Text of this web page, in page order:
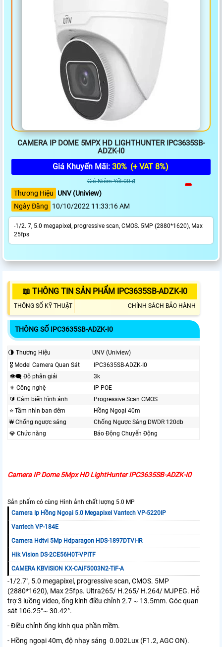
CAMERA IP DOME 5MPX HD LIGHTHUNTER IPC3635SB-
ADZK-I0
Giá Khuyến Mãi: 30% (+ VAT 8%)
Giá Niêm Yết:00 ₫
Thương Hiệu
UNV (Uniview)
Ngày Đăng
10/10/2022 11:33:16 AM
-1/2. 7, 5.0 megapixel, progressive scan, CMOS. 5MP (2880*1620), Max
25fps
📖 THÔNG TIN SẢN PHẨM IPC3635SB-ADZK-I0
THÔNG SỐ KỸ THUẬT CHÍNH SÁCH BẢO HÀNH
THÔNG SỐ IPC3635SB-ADZK-I0
🌗 Thương Hiệu
UNV (Uniview)
🎖️ Model Camera Quan Sát
IPC3635SB-ADZK-I0
👁️‍🗨 Độ phân giải
3k
⚜️ Công nghệ
IP POE
🔰 Cảm biến hình ảnh
Progressive Scan CMOS
⭐ Tầm nhìn ban đêm
Hồng Ngoại 40m
₩ Chống ngược sáng
Chống Ngược Sáng DWDR 120db
💎 Chức năng
Báo Động Chuyển Động
Camera IP Dome 5Mpx HD LightHunter IPC3635SB-ADZK-I0
Sản phẩm có cùng Hình ảnh chất lượng 5.0 MP
Camera Ip Hồng Ngoại 5.0 Megapixel Vantech VP-5220IP
Vantech VP-184E
Camera Hdtvi 5Mp Hdparagon HDS-1897DTVI-IR
Hik Vision DS-2CE56H0T-VPITF
CAMERA KBVISION KX-CAiF5003N2-TiF-A
-1/2.7", 5.0 megapixel, progressive scan, CMOS. 5MP
(2880*1620), Max 25fps. Ultra265/ H.265/ H.264/ MJPEG. Hỗ
trợ 3 luồng video, ống kính điều chỉnh 2.7 ~ 13.5mm. Góc quan
sát 106.25°~ 30.42°.
- Điều chỉnh ống kính qua phần mềm.
- Hồng ngoại 40m, độ nhạy sáng 0.002Lux (F1.2, AGC ON).